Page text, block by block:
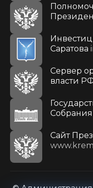
Саратова
Сервер
власти
Cайт